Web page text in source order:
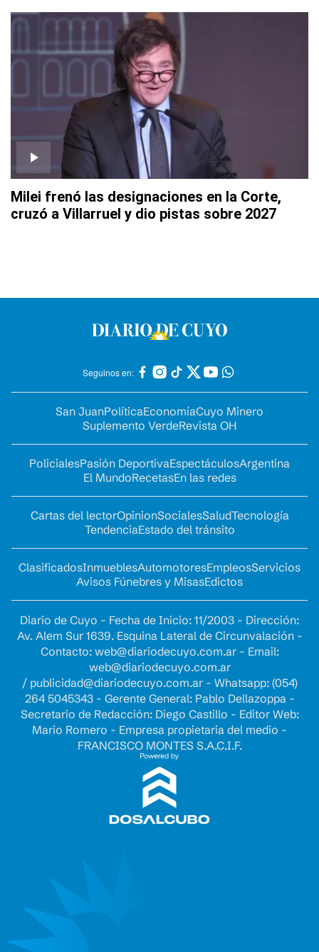
Milei frenó las designaciones en la Corte,
cruzó a Villarruel y dio pistas sobre 2027
Seguinos en:
San JuanPolíticaEconomíaCuyo Minero
Suplemento VerdeRevista OH
PolicialesPasión DeportivaEspectáculosArgentina
El MundoRecetasEn las redes
Cartas del lectorOpinionSocialesSaludTecnología
TendenciaEstado del tránsito
ClasificadosInmueblesAutomotoresEmpleosServicios
Avisos Fúnebres y MisasEdictos
Diario de Cuyo - Fecha de Inicio: 11/2003 - Dirección:
Av. Alem Sur 1639. Esquina Lateral de Circunvalación -
Contacto: web@diariodecuyo.com.ar- Email:
web@diariodecuyo.com.ar
/ publicidad@diariodecuyo.com.ar- Whatsapp: (054)
264 5045343 - Gerente General: Pablo Dellazoppa -
Secretario de Redacción: Diego Castillo - Editor Web:
Mario Romero - Empresa propietaria del medio -
FRANCISCO MONTES S.A.C.I.F.